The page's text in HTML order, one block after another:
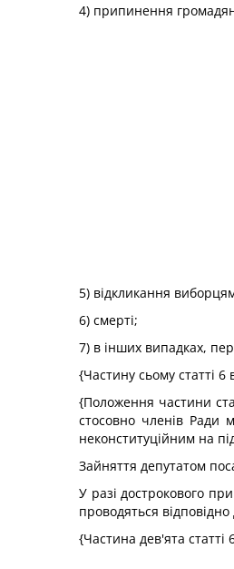
4) припинення
5) відкликання
6) смерті;
7) в інших випадках,
{Частину сьому статті 6
{Положення частини
стосовно членів Ради
неконституційним на
Зайняття депутатом
У разі дострокового
проводяться відповідно
{Частина дев'ята статті